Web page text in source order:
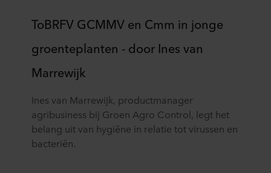
ToBRFV GCMMV en Cmm in jonge
groenteplanten - door Ines van
Marrewijk
Ines van Marrewijk, productmanager
agribusiness bij Groen Agro Control, legt het
belang uit van hygiëne in relatie tot virussen en
bacteriën.